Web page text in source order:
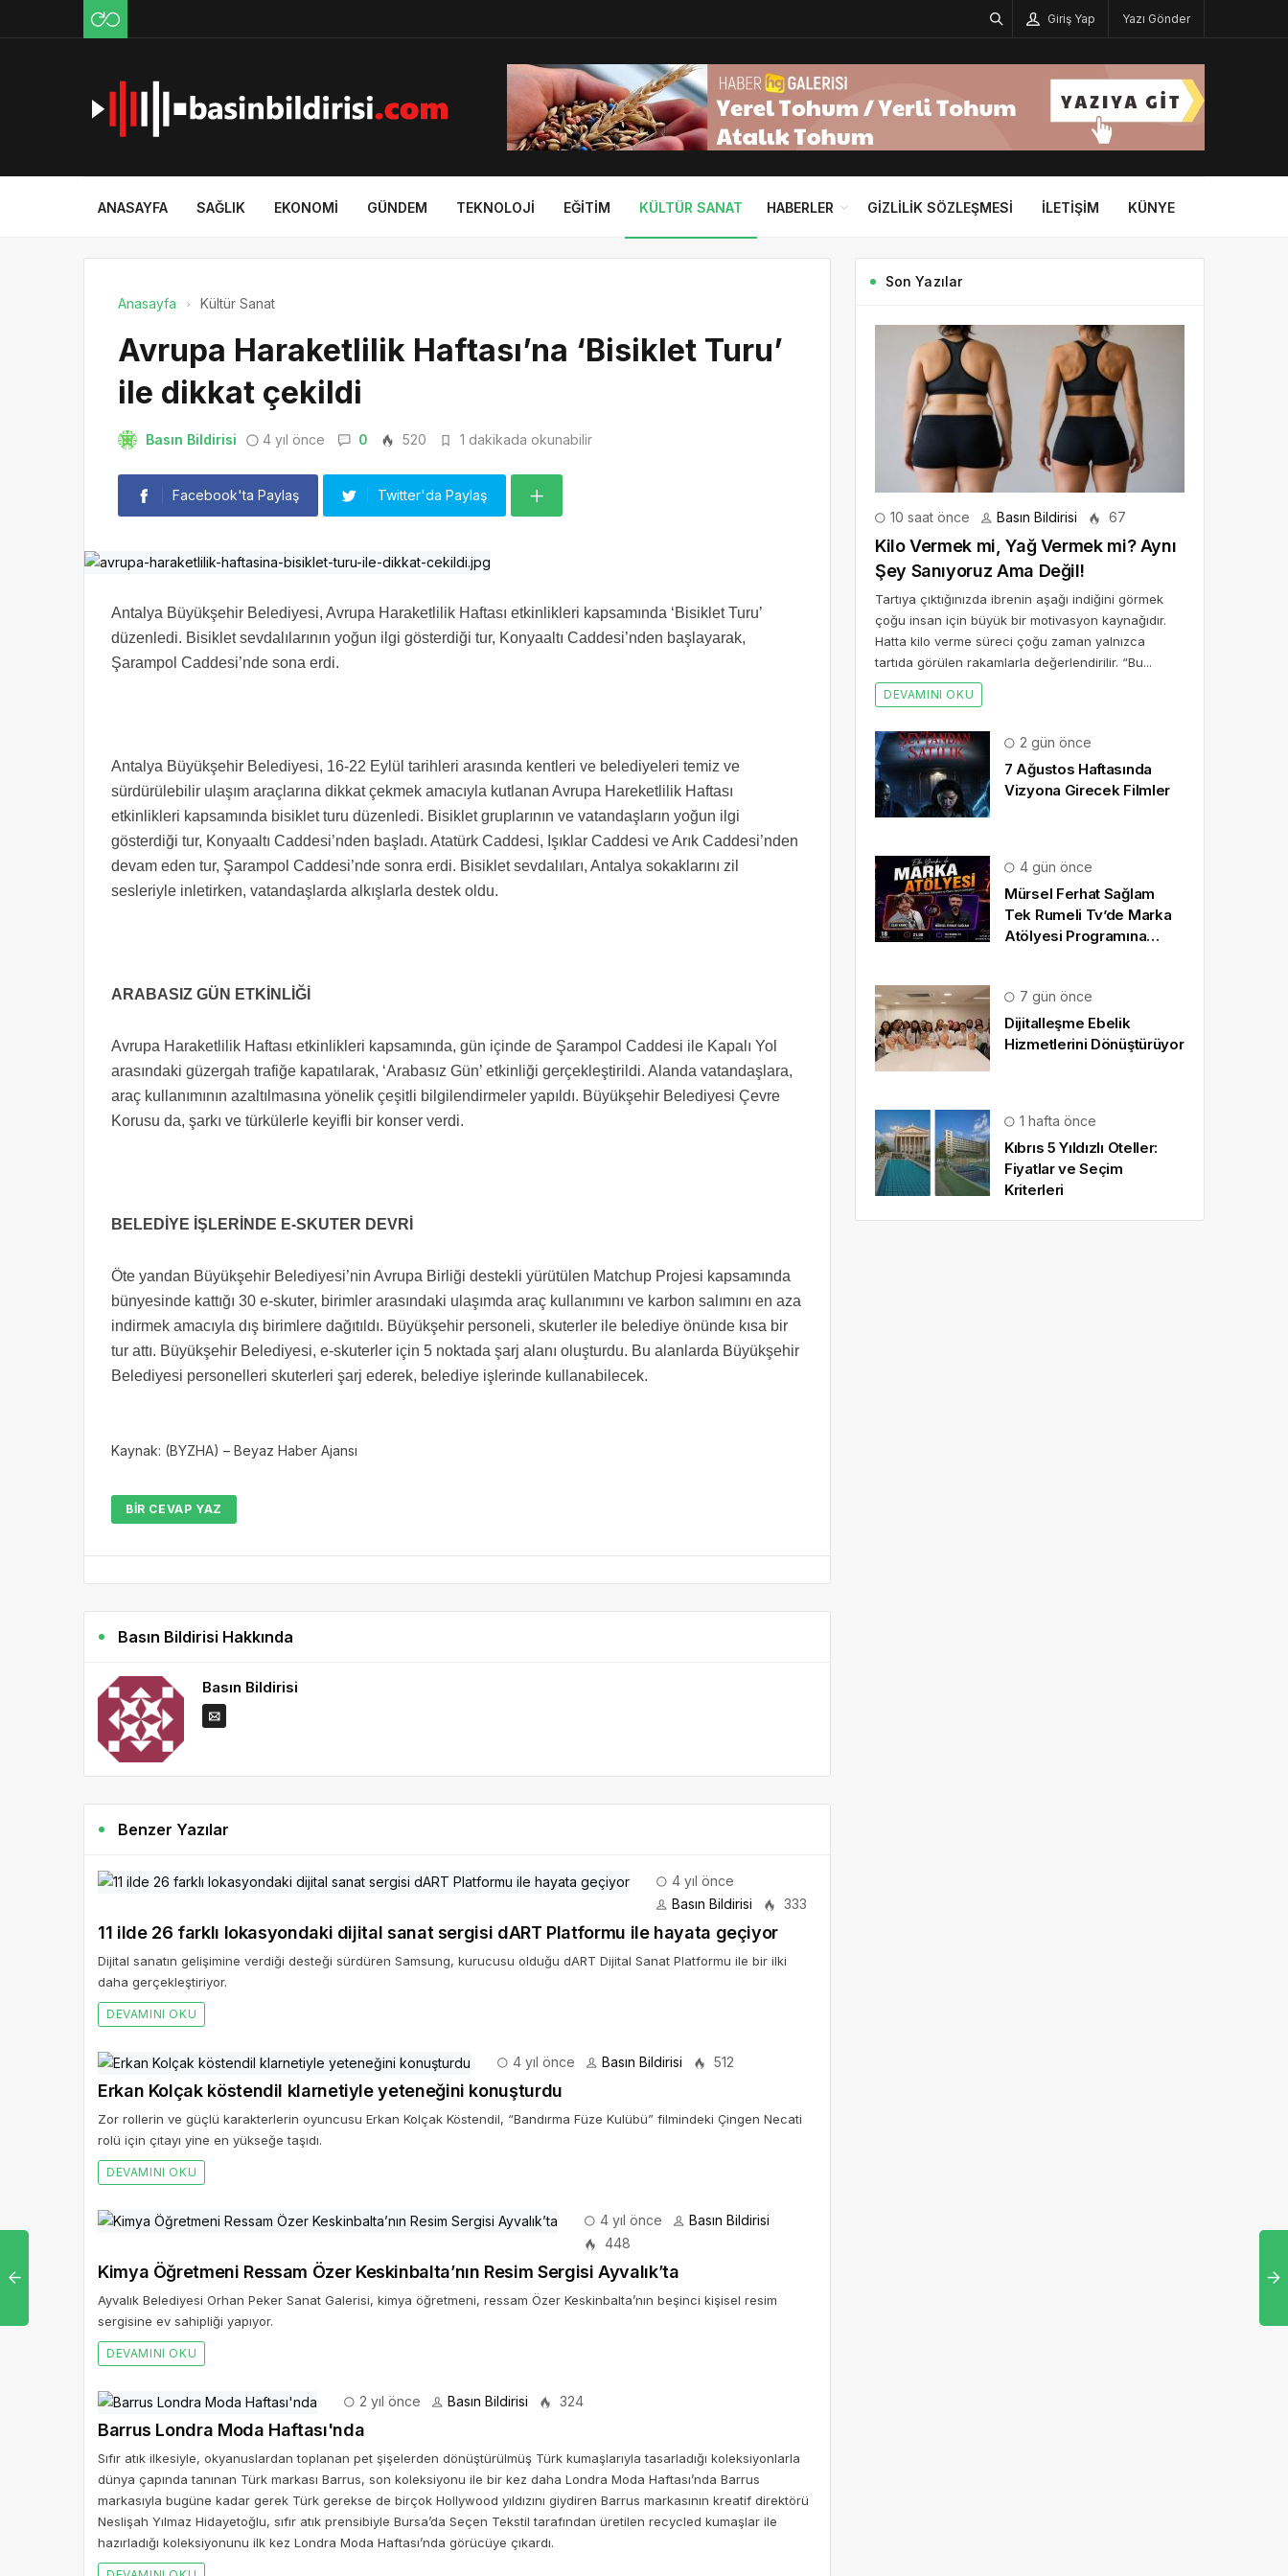
Giriş Yap Yazı Gönder
ANASAYFA SAĞLIK EKONOMI GÜNDEM TEKNOLOJI EĞITIM KÜLTÜR SANAT HABERLER GIZLILIK SÖZLEŞMESI İLETIŞIM KÜNYE
Anasayfa Kültür Sanat
Avrupa Haraketlilik Haftası’na ‘Bisiklet Turu’
ile dikkat çekildi
Basın Bildirisi 4 yıl önce 0 520 1 dakikada okunabilir
Facebook'ta Paylaş Twitter'da Paylaş
Antalya Büyükşehir Belediyesi, Avrupa Haraketlilik Haftası etkinlikleri kapsamında ‘Bisiklet Turu’
düzenledi. Bisiklet sevdalılarının yoğun ilgi gösterdiği tur, Konyaaltı Caddesi’nden başlayarak,
Şarampol Caddesi’nde sona erdi.
Antalya Büyükşehir Belediyesi, 16-22 Eylül tarihleri arasında kentleri ve belediyeleri temiz ve
sürdürülebilir ulaşım araçlarına dikkat çekmek amacıyla kutlanan Avrupa Hareketlilik Haftası
etkinlikleri kapsamında bisiklet turu düzenledi. Bisiklet gruplarının ve vatandaşların yoğun ilgi
gösterdiği tur, Konyaaltı Caddesi’nden başladı. Atatürk Caddesi, Işıklar Caddesi ve Arık Caddesi’nden
devam eden tur, Şarampol Caddesi’nde sonra erdi. Bisiklet sevdalıları, Antalya sokaklarını zil
sesleriyle inletirken, vatandaşlarda alkışlarla destek oldu.
ARABASIZ GÜN ETKİNLİĞİ
Avrupa Haraketlilik Haftası etkinlikleri kapsamında, gün içinde de Şarampol Caddesi ile Kapalı Yol
arasındaki güzergah trafiğe kapatılarak, ‘Arabasız Gün’ etkinliği gerçekleştirildi. Alanda vatandaşlara,
araç kullanımının azaltılmasına yönelik çeşitli bilgilendirmeler yapıldı. Büyükşehir Belediyesi Çevre
Korusu da, şarkı ve türkülerle keyifli bir konser verdi.
BELEDİYE İŞLERİNDE E-SKUTER DEVRİ
Öte yandan Büyükşehir Belediyesi’nin Avrupa Birliği destekli yürütülen Matchup Projesi kapsamında
bünyesinde kattığı 30 e-skuter, birimler arasındaki ulaşımda araç kullanımını ve karbon salımını en aza
indirmek amacıyla dış birimlere dağıtıldı. Büyükşehir personeli, skuterler ile belediye önünde kısa bir
tur attı. Büyükşehir Belediyesi, e-skuterler için 5 noktada şarj alanı oluşturdu. Bu alanlarda Büyükşehir
Belediyesi personelleri skuterleri şarj ederek, belediye işlerinde kullanabilecek.
Kaynak: (BYZHA) – Beyaz Haber Ajansı
BIR CEVAP YAZ
Basın Bildirisi Hakkında
Basın Bildirisi
Benzer Yazılar
4 yıl önce
Basın Bildirisi
333
11 ilde 26 farklı lokasyondaki dijital sanat sergisi dART Platformu ile hayata geçiyor
Dijital sanatın gelişimine verdiği desteği sürdüren Samsung, kurucusu olduğu dART Dijital Sanat Platformu ile bir ilki
daha gerçekleştiriyor.
DEVAMINI OKU
4 yıl önce Basın Bildirisi 512
Erkan Kolçak köstendil klarnetiyle yeteneğini konuşturdu
Zor rollerin ve güçlü karakterlerin oyuncusu Erkan Kolçak Köstendil, “Bandırma Füze Kulübü” filmindeki Çingen Necati
rolü için çıtayı yine en yükseğe taşıdı.
DEVAMINI OKU
4 yıl önce
Basın Bildirisi
448
Kimya Öğretmeni Ressam Özer Keskinbalta’nın Resim Sergisi Ayvalık’ta
Ayvalık Belediyesi Orhan Peker Sanat Galerisi, kimya öğretmeni, ressam Özer Keskinbalta’nın beşinci kişisel resim
sergisine ev sahipliği yapıyor.
DEVAMINI OKU
2 yıl önce Basın Bildirisi 324
Barrus Londra Moda Haftası'nda
Sıfır atık ilkesiyle, okyanuslardan toplanan pet şişelerden dönüştürülmüş Türk kumaşlarıyla tasarladığı koleksiyonlarla
dünya çapında tanınan Türk markası Barrus, son koleksiyonu ile bir kez daha Londra Moda Haftası’nda Barrus
markasıyla bugüne kadar gerek Türk gerekse de birçok Hollywood yıldızını giydiren Barrus markasının kreatif direktörü
Neslişah Yılmaz Hidayetoğlu, sıfır atık prensibiyle Bursa’da Seçen Tekstil tarafından üretilen recycled kumaşlar ile
hazırladığı koleksiyonunu ilk kez Londra Moda Haftası’nda görücüye çıkardı.
Son Yazılar
10 saat önce Basın Bildirisi 67
Kilo Vermek mi, Yağ Vermek mi? Aynı
Şey Sanıyoruz Ama Değil!
Tartıya çıktığınızda ibrenin aşağı indiğini görmek
çoğu insan için büyük bir motivasyon kaynağıdır.
Hatta kilo verme süreci çoğu zaman yalnızca
tartıda görülen rakamlarla değerlendirilir. “Bu...
DEVAMINI OKU
2 gün önce
7 Ağustos Haftasında
Vizyona Girecek Filmler
4 gün önce
Mürsel Ferhat Sağlam
Tek Rumeli Tv’de Marka
Atölyesi Programına
7 gün önce
Dijitalleşme Ebelik
Hizmetlerini Dönüştürüyor
1 hafta önce
Kıbrıs 5 Yıldızlı Oteller:
Fiyatlar ve Seçim
Kriterleri